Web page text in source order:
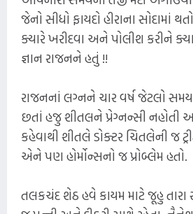
જેનો સીધો ફાયદો હીરાના સોદામાં
ક્યારે ખરીદવા અને પોલીશ કરીને
જ્ઞાન રાજનને હતું !!
રાજનનાં લગ્નને ચાર વર્ષ જેટલો
છતાં હજુ શીતલને પ્રેગ્નન્સી નહોતી
કહેવાથી શીતલે ડોક્ટર ચિતલેની જ
એને પણ હોર્મોન્સનો જ પ્રોબ્લેમ હતો.
તલકચંદ શેઠ હવે કાયમ માટે જૂહુ તારા